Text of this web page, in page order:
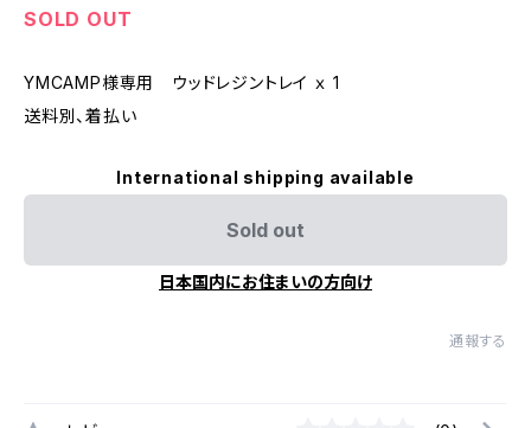
SOLD OUT
YMCAMP様専用 ウッドレジントレイ ｘ 1
送料別、着払い
International shipping available
Sold out
日本国内にお住まいの方向け
通報する